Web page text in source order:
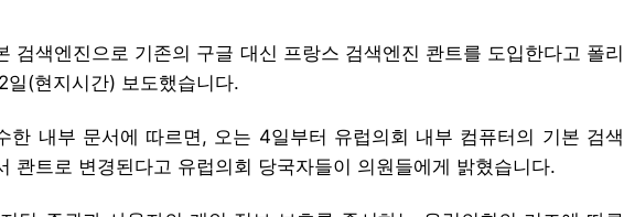
검색엔진으로 기존의 구글 대신 프랑스 검색엔진 콴트를 도입한다고 폴리
일(현지시간) 보도했습니다.
한 내부 문서에 따르면, 오는 4일부터 유럽의회 내부 컴퓨터의 기본 검색
콴트로 변경된다고 유럽의회 당국자들이 의원들에게 밝혔습니다.